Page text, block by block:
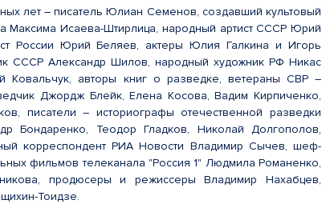
лет – писатель Юлиан Семенов, создавший культовый
Максима Исаева-Штирлица, народный артист СССР Юрий
России Юрий Беляев, актеры Юлия Галкина и Игорь
СССР Александр Шилов, народный художник РФ Никас
Ковальчук, авторы книг о разведке, ветераны СВР –
Джордж Блейк, Елена Косова, Вадим Кирпиченко,
писатели – историографы отечественной разведки
Бондаренко, Теодор Гладков, Николай Долгополов,
корреспондент РИА Новости Владимир Сычев, шеф-
фильмов телеканала "Россия 1" Людмила Романенко,
продюсеры и режиссеры Владимир Нахабцев,
Тоидзе.